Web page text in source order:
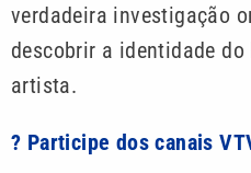
verdadeira investigação
descobrir a identidade
artista.
? Participe dos canais